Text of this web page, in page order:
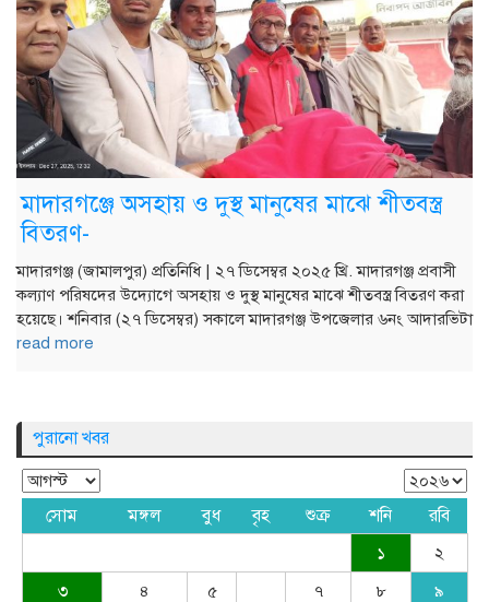
মাদারগঞ্জে অসহায় ও দুস্থ মানুষের মাঝে শীতবস্ত্র
বিতরণ-
মাদারগঞ্জ (জামালপুর) প্রতিনিধি | ২৭ ডিসেম্বর ২০২৫ খ্রি. মাদারগঞ্জ প্রবাসী
কল্যাণ পরিষদের উদ্যোগে অসহায় ও দুস্থ মানুষের মাঝে শীতবস্ত্র বিতরণ করা
হয়েছে। শনিবার (২৭ ডিসেম্বর) সকালে মাদারগঞ্জ উপজেলার ৬নং আদারভিটা
read more
পুরানো খবর
সোম মঙ্গল বুধ বৃহ শুক্র শনি রবি
১
২
৩
৪ ৫ ৭ ৮
৯